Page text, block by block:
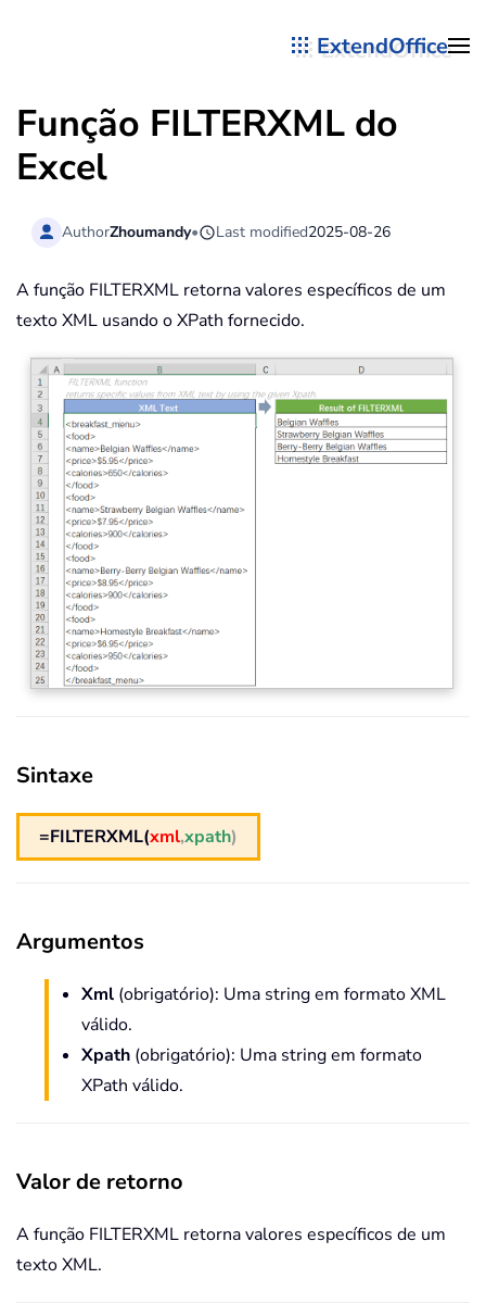
ExtendOffice
Função FILTERXML do
Excel
AuthorZhoumandy• Last modified2025-08-26
A função FILTERXML retorna valores específicos de um
texto XML usando o XPath fornecido.
Sintaxe
=FILTERXML(xml,xpath)
Argumentos
Xml (obrigatório): Uma string em formato XML
válido.
Xpath (obrigatório): Uma string em formato
XPath válido.
Valor de retorno
A função FILTERXML retorna valores específicos de um
texto XML.